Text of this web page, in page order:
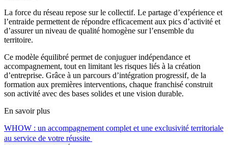
La force du réseau repose sur le collectif. Le partage d’expérience et
l’entraide permettent de répondre efficacement aux pics d’activité et
d’assurer un niveau de qualité homogène sur l’ensemble du
territoire.
Ce modèle équilibré permet de conjuguer indépendance et
accompagnement, tout en limitant les risques liés à la création
d’entreprise. Grâce à un parcours d’intégration progressif, de la
formation aux premières interventions, chaque franchisé construit
son activité avec des bases solides et une vision durable.
En savoir plus
WHOW : un accompagnement complet et une exclusivité territoriale
au service de votre réussite